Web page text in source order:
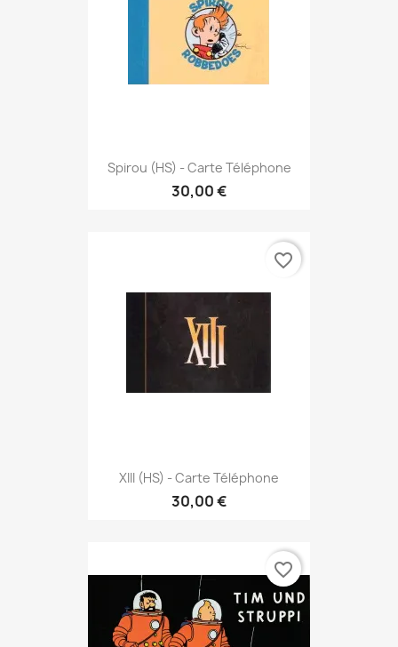
Spirou (HS) - Carte Téléphone
30,00 €
XIII (HS) - Carte Téléphone
30,00 €
favorite_border
favorite_border